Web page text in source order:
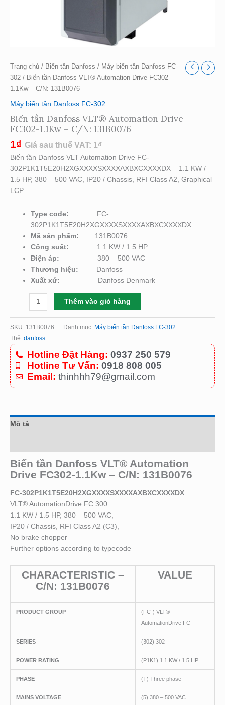
Trang chủ / Biến tần Danfoss / Máy biến tần Danfoss FC-
302 / Biến tần Danfoss VLT® Automation Drive FC302-
1.1Kw – C/N: 131B0076
Máy biến tần Danfoss FC-302
Biến tần Danfoss VLT® Automation Drive
FC302-1.1Kw – C/N: 131B0076
1₫ Giá sau thuế VAT: 1₫
Biến tần Danfoss VLT Automation Drive FC-
302P1K1T5E20H2XGXXXXSXXXXAXBXCXXXXDX – 1.1 KW /
1.5 HP, 380 – 500 VAC, IP20 / Chassis, RFI Class A2, Graphical
LCP
Type code:
FC-
302P1K1T5E20H2XGXXXXSXXXXAXBXCXXXXDX
Mã sản phẩm: 131B0076
Công suất: 1.1 KW / 1.5 HP
Điện áp:380 – 500 VAC
Thương hiệu:
Danfoss
Xuất xứ:
Danfoss Denmark
Thêm vào giỏ hàng
SKU: 131B0076 Danh mục: Máy biến tần Danfoss FC-302
Thẻ: danfoss
Hotline Đặt Hàng: 0937 250 579
Hotline Tư Vấn: 0918 808 005
Email: thinhhh79@gmail.com
Mô tả
Biến tần Danfoss VLT® Automation
Drive FC302-1.1Kw – C/N: 131B0076
FC-302P1K1T5E20H2XGXXXXSXXXXAXBXCXXXXDX
VLT® AutomationDrive FC 300
1.1 KW / 1.5 HP, 380 – 500 VAC,
IP20 / Chassis, RFI Class A2 (C3),
No brake chopper
Further options according to typecode
CHARACTERISTIC –
C/N: 131B0076
VALUE
PRODUCT GROUP
(FC-) VLT®
AutomationDrive FC-
SERIES (302) 302
POWER RATING (P1K1) 1.1 KW / 1.5 HP
PHASE (T) Three phase
MAINS VOLTAGE (5) 380 – 500 VAC